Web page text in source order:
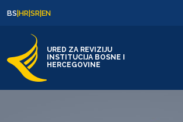
BS|HR|SR|EN
URED ZA REVIZIJU
INSTITUCIJA BOSNE I
HERCEGOVINE